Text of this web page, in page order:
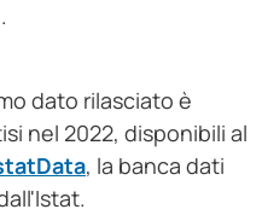
dato rilasciato è
nel 2022, disponibili al
, la banca dati